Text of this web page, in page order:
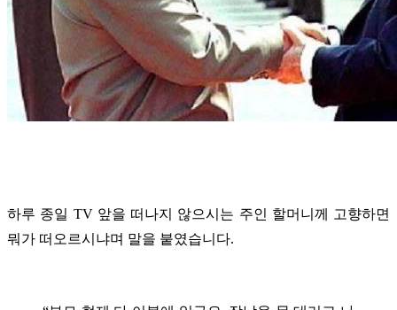
하루 종일 TV 앞을 떠나지 않으시는 주인 할머니께 고향하면
뭐가 떠오르시냐며 말을 붙였습니다.